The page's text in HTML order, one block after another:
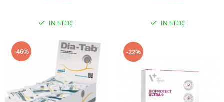
IN STOC IN STOC
-46% -22%